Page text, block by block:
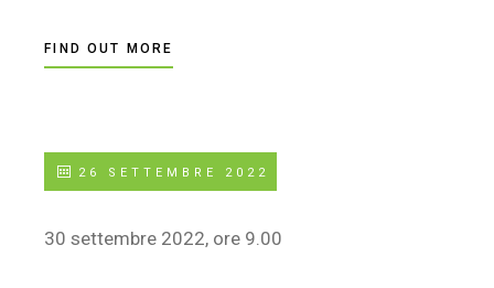
FIND OUT MORE
26 SETTEMBRE 2022
30 settembre 2022, ore 9.00